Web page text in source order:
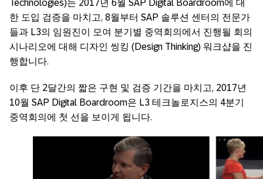
Technologies)는 2017년 6월 SAP Digital Boardroom에 대
한 도입 검증을 마치고, 8월부터 SAP 솔루션 센터의 전문가
들과 L3의 임원진이 모여 분기별 중역회의에서 진행될 회의
시나리오에 대해 디자인 씽킹 (Design Thinking) 워크샵을 진
행합니다.
이후 단 2달간의 짧은 구현 및 검증 기간을 마치고, 2017년
10월 SAP Digital Boardroom은 L3 테크놀로지스의 4분기
중역회의에 첫 선을 보이게 됩니다.